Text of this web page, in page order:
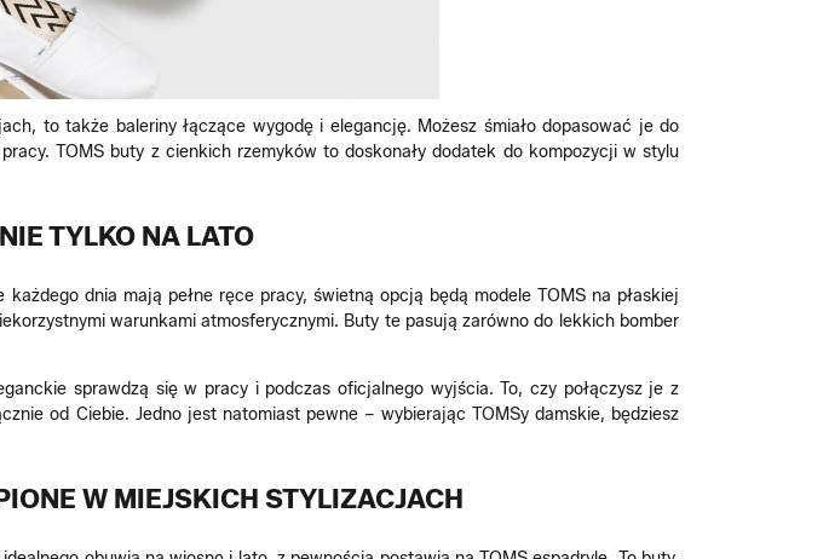
to także baleriny łączące wygodę i elegancję. Możesz śmiało dopasować je do
TOMS buty z cienkich rzemyków to doskonały dodatek do kompozycji w stylu
TYLKO NA LATO
dnia mają pełne ręce pracy, świetną opcją będą modele TOMS na płaskiej
warunkami atmosferycznymi. Buty te pasują zarówno do lekkich bomber
sprawdzą się w pracy i podczas oficjalnego wyjścia. To, czy połączysz je z
od Ciebie. Jedno jest natomiast pewne – wybierając TOMSy damskie, będziesz
W MIEJSKICH STYLIZACJACH